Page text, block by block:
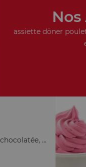
assiette döner
...